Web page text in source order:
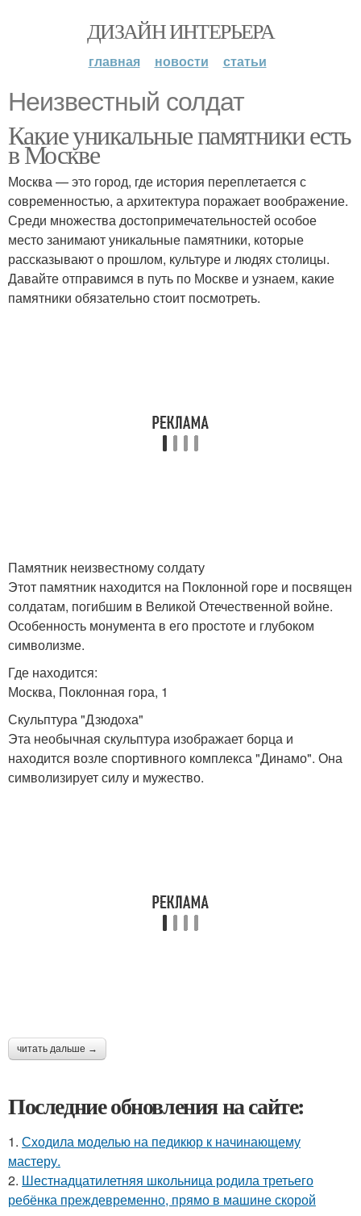
ДИЗАЙН ИНТЕРЬЕРА
главная новости статьи
Неизвестный солдат
Какие уникальные памятники есть
в Москве
Москва — это город, где история переплетается с
современностью, а архитектура поражает воображение.
Среди множества достопримечательностей особое
место занимают уникальные памятники, которые
рассказывают о прошлом, культуре и людях столицы.
Давайте отправимся в путь по Москве и узнаем, какие
памятники обязательно стоит посмотреть.
Памятник неизвестному солдату
Этот памятник находится на Поклонной горе и посвящен
солдатам, погибшим в Великой Отечественной войне.
Особенность монумента в его простоте и глубоком
символизме.
Где находится:
Москва, Поклонная гора, 1
Скульптура "Дзюдоха"
Эта необычная скульптура изображает борца и
находится возле спортивного комплекса "Динамо". Она
символизирует силу и мужество.
читать дальше →
Последние обновления на сайте:
1. Сходила моделью на педикюр к начинающему
мастеру.
2. Шестнадцатилетняя школьница родила третьего
ребёнка преждевременно, прямо в машине скорой